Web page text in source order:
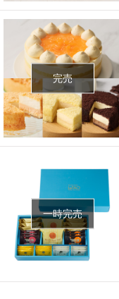
完売
一時完売